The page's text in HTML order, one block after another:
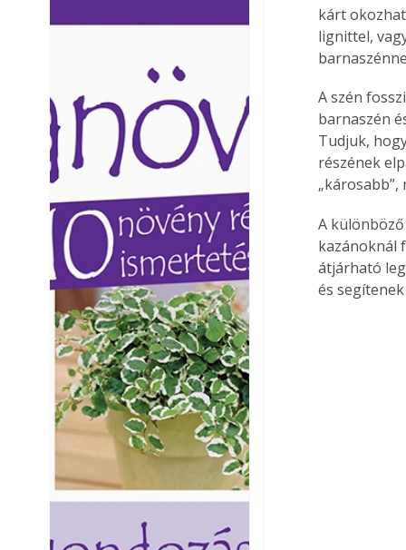
Ezermester
Laptapir kényelmes
mert: – t
kárt
lignittel,
A szén
barnaszén
Tudjuk,
részének
A
kazánoknál
átjárható
és